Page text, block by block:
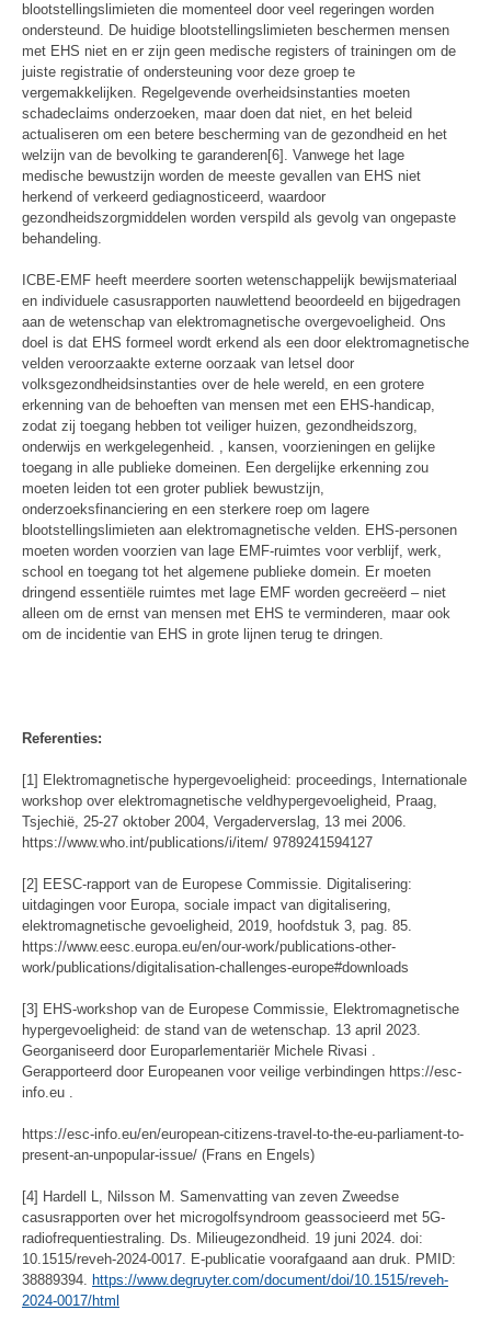
blootstellingslimieten die momenteel door veel regeringen worden
ondersteund. De huidige blootstellingslimieten beschermen mensen
met EHS niet en er zijn geen medische registers of trainingen om de
juiste registratie of ondersteuning voor deze groep te
vergemakkelijken. Regelgevende overheidsinstanties moeten
schadeclaims onderzoeken, maar doen dat niet, en het beleid
actualiseren om een ​​betere bescherming van de gezondheid en het
welzijn van de bevolking te garanderen[6]. Vanwege het lage
medische bewustzijn worden de meeste gevallen van EHS niet
herkend of verkeerd gediagnosticeerd, waardoor
gezondheidszorgmiddelen worden verspild als gevolg van ongepaste
behandeling.
ICBE-EMF heeft meerdere soorten wetenschappelijk bewijsmateriaal
en individuele casusrapporten nauwlettend beoordeeld en bijgedragen
aan de wetenschap van elektromagnetische overgevoeligheid. Ons
doel is dat EHS formeel wordt erkend als een door elektromagnetische
velden veroorzaakte externe oorzaak van letsel door
volksgezondheidsinstanties over de hele wereld, en een grotere
erkenning van de behoeften van mensen met een EHS-handicap,
zodat zij toegang hebben tot veiliger huizen, gezondheidszorg,
onderwijs en werkgelegenheid. , kansen, voorzieningen en gelijke
toegang in alle publieke domeinen. Een dergelijke erkenning zou
moeten leiden tot een groter publiek bewustzijn,
onderzoeksfinanciering en een sterkere roep om lagere
blootstellingslimieten aan elektromagnetische velden. EHS-personen
moeten worden voorzien van lage EMF-ruimtes voor verblijf, werk,
school en toegang tot het algemene publieke domein. Er moeten
dringend essentiële ruimtes met lage EMF worden gecreëerd – niet
alleen om de ernst van mensen met EHS te verminderen, maar ook
om de incidentie van EHS in grote lijnen terug te dringen.
Referenties:
[1] Elektromagnetische hypergevoeligheid: proceedings, Internationale
workshop over elektromagnetische veldhypergevoeligheid, Praag,
Tsjechië, 25-27 oktober 2004, Vergaderverslag, 13 mei 2006.
https://www.who.int/publications/i/item/ 9789241594127
[2] EESC-rapport van de Europese Commissie. Digitalisering:
uitdagingen voor Europa, sociale impact van digitalisering,
elektromagnetische gevoeligheid, 2019, hoofdstuk 3, pag. 85.
https://www.eesc.europa.eu/en/our-work/publications-other-
work/publications/digitalisation-challenges-europe#downloads
[3] EHS-workshop van de Europese Commissie, Elektromagnetische
hypergevoeligheid: de stand van de wetenschap. 13 april 2023.
Georganiseerd door Europarlementariër Michele Rivasi .
Gerapporteerd door Europeanen voor veilige verbindingen https://esc-
info.eu .
https://esc-info.eu/en/european-citizens-travel-to-the-eu-parliament-to-
present-an-unpopular-issue/ (Frans en Engels)
[4] Hardell L, Nilsson M. Samenvatting van zeven Zweedse
casusrapporten over het microgolfsyndroom geassocieerd met 5G-
radiofrequentiestraling. Ds. Milieugezondheid. 19 juni 2024. doi:
10.1515/reveh-2024-0017. E-publicatie voorafgaand aan druk. PMID:
38889394. https://www.degruyter.com/document/doi/10.1515/reveh-
2024-0017/html